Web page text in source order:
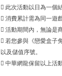
 此次活動以日為一個
 消費累計需為同一遊
 活動期間內，無論是
 若您參與《戀愛盒子
以及儲值序號。
 中華網龍保留以上活